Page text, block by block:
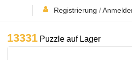
Registrierung /
13331 Puzzle auf Lager